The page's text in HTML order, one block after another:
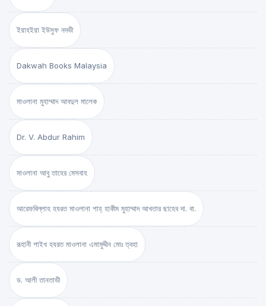
ইয়াহইয়া ইউসুফ নদভী
Dakwah Books Malaysia
মাওলানা মুহাম্মাদ আবদুল মালেক
Dr. V. Abdur Rahim
মাওলানা আবু তাহের মেসবাহ
আরেফবিল্লাহ হযরত মাওলানা শাহ্ হাকীম মুহাম্মাদ আখতার ছাহেব দা. বা.
রূহানী শাইখ হযরত মাওলানা এমামুদ্দীন মোঃ ত্বহা
ড. আলী তানতাভী